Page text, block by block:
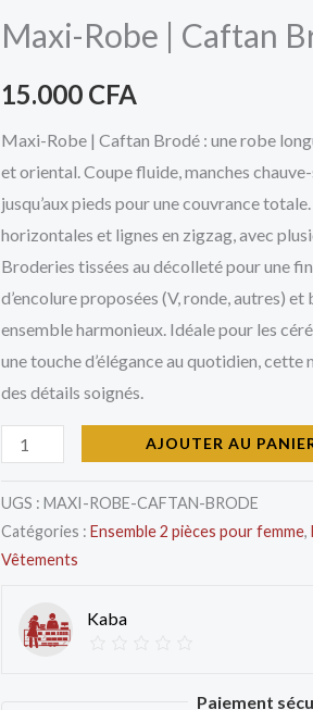
Maxi-Robe | Caftan
15.000 CFA
Maxi-Robe | Caftan Brodé : une robe
et oriental. Coupe fluide, manches
jusqu’aux pieds pour une couvrance
horizontales et lignes en zigzag, avec
Broderies tissées au décolleté pour une
d’encolure proposées (V, ronde, autres)
ensemble harmonieux. Idéale pour les
une touche d’élégance au quotidien,
des détails soignés.
Robe
Caftan
Brodé
AJOUTER AU
UGS : MAXI-ROBE-CAFTAN-BRODE
Catégories : Ensemble 2 pièces pour femme,
Vêtements
Kaba
Paiement